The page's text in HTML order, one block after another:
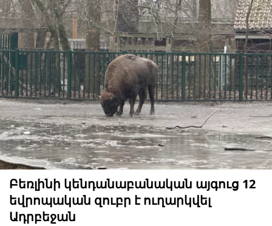
Բեռլինի կենդանաբանական այգուց 12
եվրոպական զուբր է ուղարկվել
Ադրբեջան